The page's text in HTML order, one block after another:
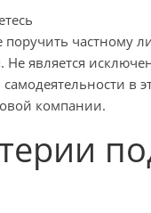
частному
Не является
в
компании.